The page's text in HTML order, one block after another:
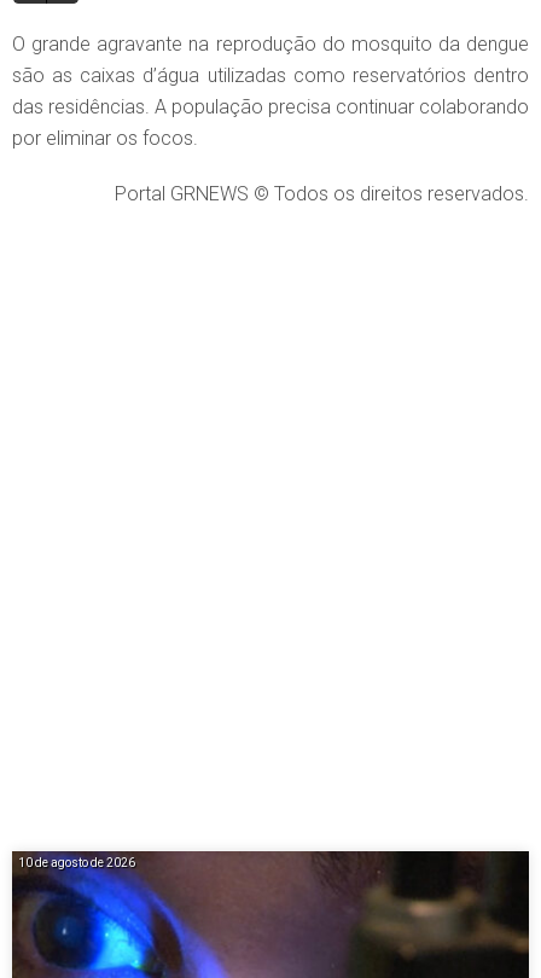
O grande agravante na reprodução do mosquito da dengue
são as caixas d’água utilizadas como reservatórios dentro
das residências. A população precisa continuar colaborando
por eliminar os focos.
Portal GRNEWS © Todos os direitos reservados.
10 de agosto de 2026